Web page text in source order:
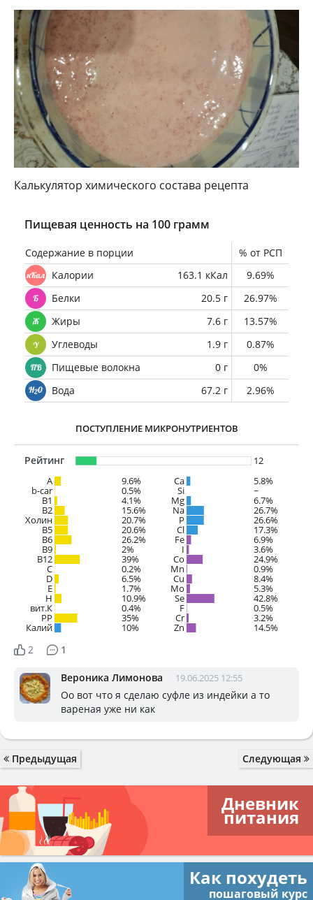
Калькулятор химического состава рецепта
Пищевая ценность на 100 грамм
Содержание в порции
% от РСП
Калории
163.1 кКал
9.69%
Белки
20.5 г
26.97%
Жиры
7.6 г
13.57%
Углеводы
1.9 г
0.87%
Пищевые волокна
0 г
0%
Вода
67.2 г 2.96%
ПОСТУПЛЕНИЕ МИКРОНУТРИЕНТОВ
Рейтинг
12
A
9.6%
b-car 0.5%
В1 4.1%
B2 15.6%
Холин 20.7%
B5 20.6%
B6 26.2%
B9 2%
B12 39%
C 0.2%
D 6.5%
E 1.7%
H 10.9%
вит.К 0.4%
PP 35%
Калий 10%
Ca 5.8%
Si ~
Mg 6.7%
Na 26.7%
P 26.6%
Cl 17.3%
Fe 6.9%
I 3.6%
Co 24.9%
Mn 0.9%
Cu 8.4%
Mo 5.3%
Se 42.8%
F 0.5%
Cr 3.2%
Zn 14.5%
2 1
Вероника Лимонова 19.06.2025 12:55
Оо вот что я сделаю суфле из индейки а то
вареная уже ни как
Предыдущая Следующая
Дневник
питания
Как похудеть
пошаговый курс